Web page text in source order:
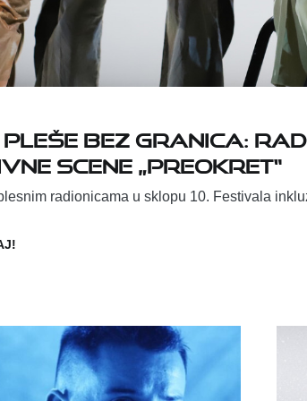
bez granica:
scene „PreOKRET“
radionicama u sklopu 10. Festivala